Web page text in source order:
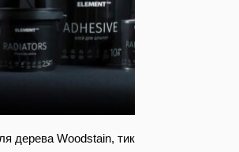
дерева Woodstain, тик